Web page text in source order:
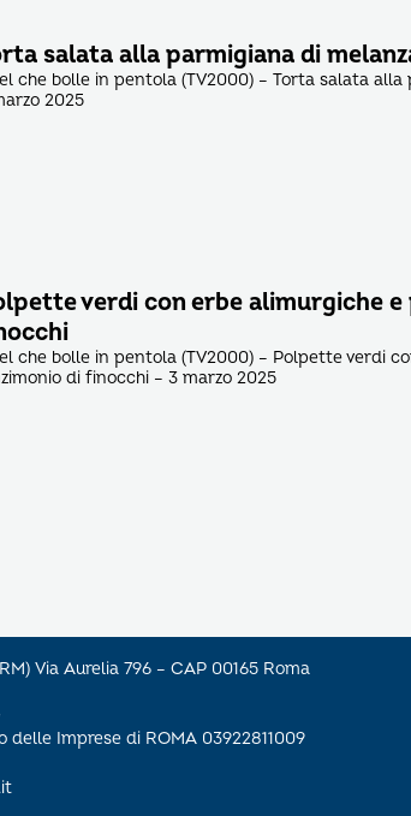
salata alla parmigiana di
che bolle in pentola (TV2000) – Torta salata alla
2025
verdi con erbe alimurgiche e
che bolle in pentola (TV2000) – Polpette verdi
di finocchi – 3 marzo 2025
Via Aurelia 796 – CAP 00165 Roma
delle Imprese di ROMA 03922811009